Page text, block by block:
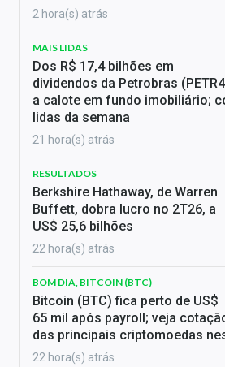
2 hora(s) atrás
MAIS LIDAS
Dos R$ 17,4 bilhões em
dividendos da Petrobras
a calote em fundo imobiliário;
lidas da semana
21 hora(s) atrás
RESULTADOS
Berkshire Hathaway, de Warren
Buffett, dobra lucro no 2T26, a
US$ 25,6 bilhões
22 hora(s) atrás
BOM DIA, BITCOIN (BTC)
Bitcoin (BTC) fica perto de US$
65 mil após payroll; veja
das principais criptomoedas
22 hora(s) atrás